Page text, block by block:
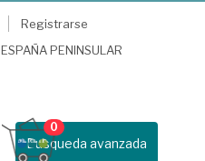
Registrarse
ESPAÑA PENINSULAR
Busqueda avanzada
0